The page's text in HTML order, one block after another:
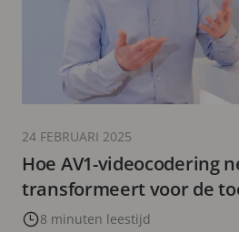
Hoe AV1-videocodering
transformeert voor de
8 minuten leestijd
24 FEBRUARI 2025